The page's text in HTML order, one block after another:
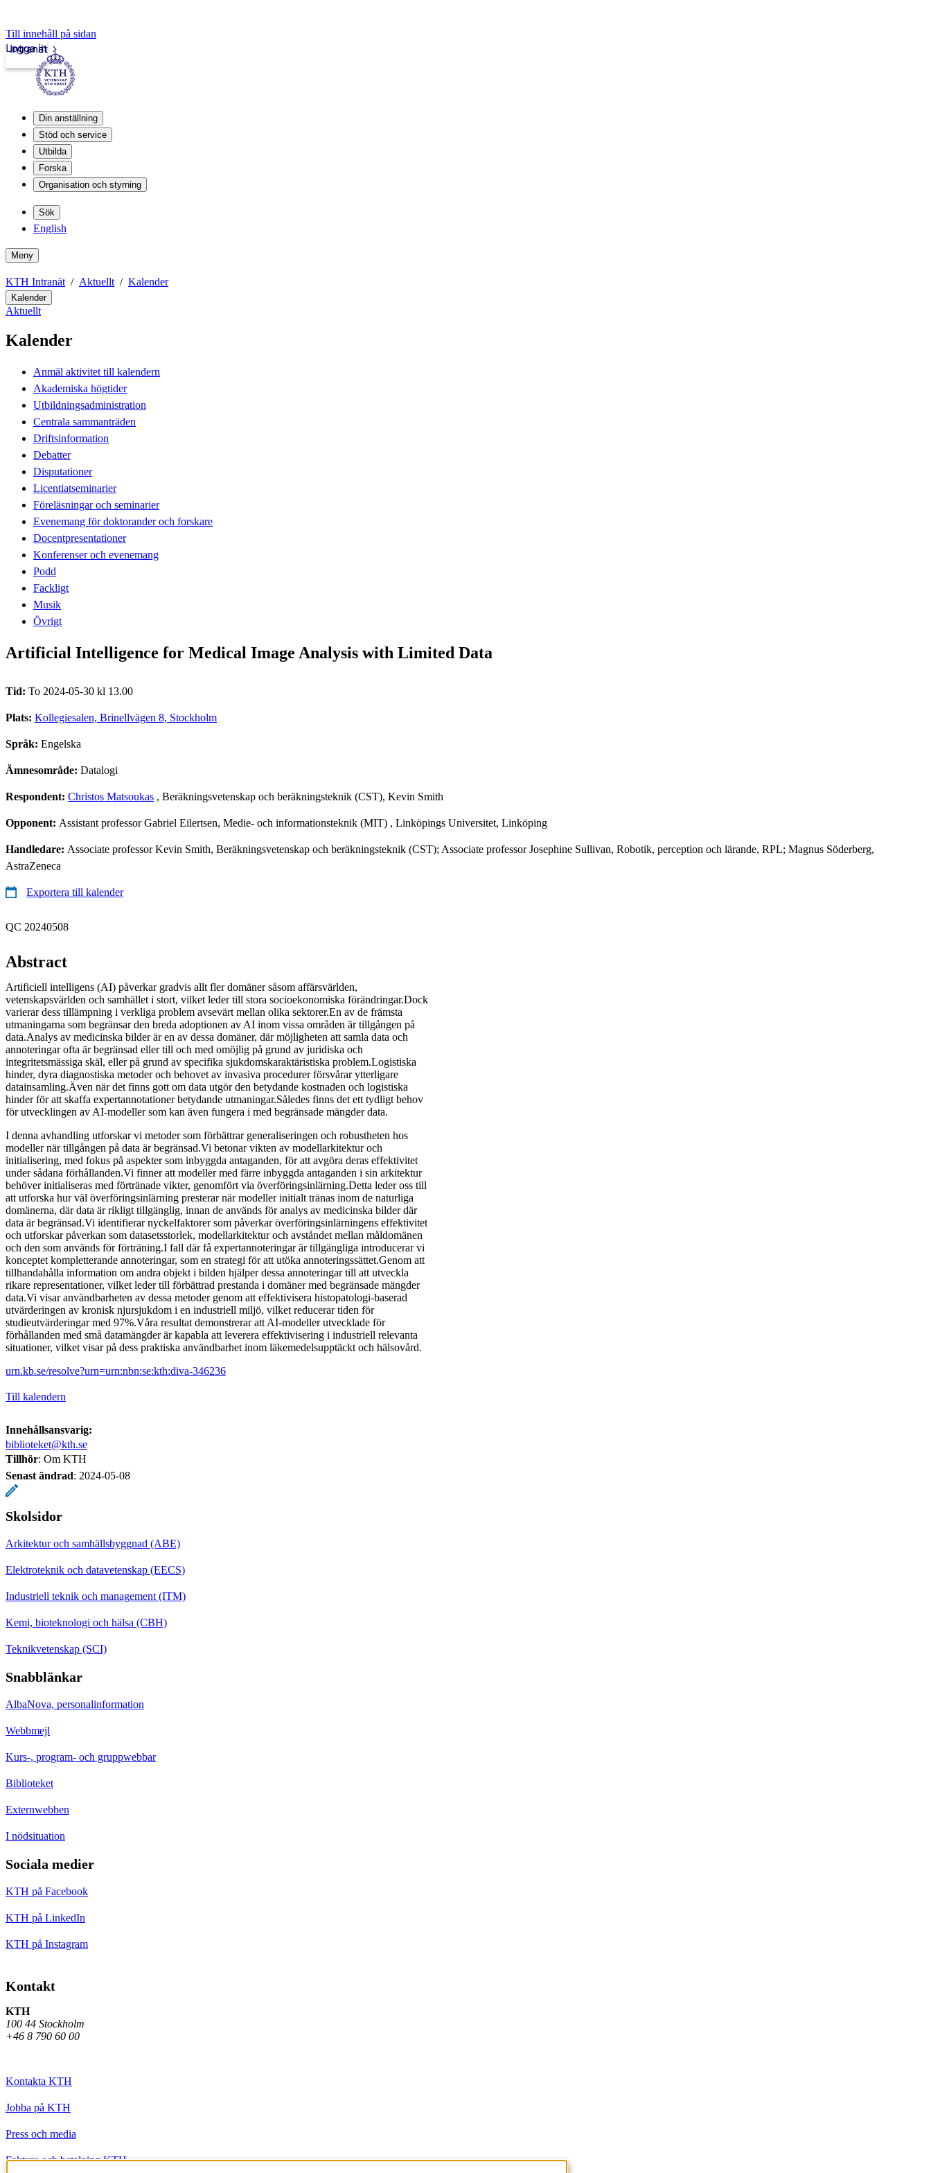
Till innehåll på sidan
Intranät
Logga in
Din anställning
Stöd och service
Utbilda
Forska
Organisation och styrning
Sök
English
Meny
KTH Intranät Aktuellt Kalender
Kalender
Aktuellt
Kalender
Anmäl aktivitet till kalendern
Akademiska högtider
Utbildningsadministration
Centrala sammanträden
Driftsinformation
Debatter
Disputationer
Licentiatseminarier
Föreläsningar och seminarier
Evenemang för doktorander och forskare
Docentpresentationer
Konferenser och evenemang
Podd
Fackligt
Musik
Övrigt
Artificial Intelligence for Medical Image Analysis with Limited Data
Tid: To 2024-05-30 kl 13.00
Plats: Kollegiesalen, Brinellvägen 8, Stockholm
Språk: Engelska
Ämnesområde: Datalogi
Respondent: Christos Matsoukas , Beräkningsvetenskap och beräkningsteknik (CST), Kevin Smith
Opponent: Assistant professor Gabriel Eilertsen, Medie- och informationsteknik (MIT) , Linköpings Universitet, Linköping
Handledare: Associate professor Kevin Smith, Beräkningsvetenskap och beräkningsteknik (CST); Associate professor Josephine Sullivan, Robotik, perception och lärande, RPL; Magnus Söderberg,
AstraZeneca
Exportera till kalender
QC 20240508
Abstract
Artificiell intelligens (AI) påverkar gradvis allt fler domäner såsom affärsvärlden,
vetenskapsvärlden och samhället i stort, vilket leder till stora socioekonomiska förändringar.Dock
varierar dess tillämpning i verkliga problem avsevärt mellan olika sektorer.En av de främsta
utmaningarna som begränsar den breda adoptionen av AI inom vissa områden är tillgången på
data.Analys av medicinska bilder är en av dessa domäner, där möjligheten att samla data och
annoteringar ofta är begränsad eller till och med omöjlig på grund av juridiska och
integritetsmässiga skäl, eller på grund av specifika sjukdomskaraktäristiska problem.Logistiska
hinder, dyra diagnostiska metoder och behovet av invasiva procedurer försvårar ytterligare
datainsamling.Även när det finns gott om data utgör den betydande kostnaden och logistiska
hinder för att skaffa expertannotationer betydande utmaningar.Således finns det ett tydligt behov
för utvecklingen av AI-modeller som kan även fungera i med begränsade mängder data.
I denna avhandling utforskar vi metoder som förbättrar generaliseringen och robustheten hos
modeller när tillgången på data är begränsad.Vi betonar vikten av modellarkitektur och
initialisering, med fokus på aspekter som inbyggda antaganden, för att avgöra deras effektivitet
under sådana förhållanden.Vi finner att modeller med färre inbyggda antaganden i sin arkitektur
behöver initialiseras med förtränade vikter, genomfört via överföringsinlärning.Detta leder oss till
att utforska hur väl överföringsinlärning presterar när modeller initialt tränas inom de naturliga
domänerna, där data är rikligt tillgänglig, innan de används för analys av medicinska bilder där
data är begränsad.Vi identifierar nyckelfaktorer som påverkar överföringsinlärningens effektivitet
och utforskar påverkan som datasetsstorlek, modellarkitektur och avståndet mellan måldomänen
och den som används för förträning.I fall där få expertannoteringar är tillgängliga introducerar vi
konceptet kompletterande annoteringar, som en strategi för att utöka annoteringssättet.Genom att
tillhandahålla information om andra objekt i bilden hjälper dessa annoteringar till att utveckla
rikare representationer, vilket leder till förbättrad prestanda i domäner med begränsade mängder
data.Vi visar användbarheten av dessa metoder genom att effektivisera histopatologi-baserad
utvärderingen av kronisk njursjukdom i en industriell miljö, vilket reducerar tiden för
studieutvärderingar med 97%.Våra resultat demonstrerar att AI-modeller utvecklade för
förhållanden med små datamängder är kapabla att leverera effektivisering i industriell relevanta
situationer, vilket visar på dess praktiska användbarhet inom läkemedelsupptäckt och hälsovård.
urn.kb.se/resolve?urn=urn:nbn:se:kth:diva-346236
Till kalendern
Innehållsansvarig:
biblioteket@kth.se
Tillhör: Om KTH
Senast ändrad: 2024-05-08
Skolsidor
Arkitektur och samhällsbyggnad (ABE)
Elektroteknik och datavetenskap (EECS)
Industriell teknik och management (ITM)
Kemi, bioteknologi och hälsa (CBH)
Teknikvetenskap (SCI)
Snabblänkar
AlbaNova, personalinformation
Webbmejl
Kurs-, program- och gruppwebbar
Biblioteket
Externwebben
I nödsituation
Sociala medier
KTH på Facebook
KTH på LinkedIn
KTH på Instagram
Kontakt
KTH
100 44 Stockholm
+46 8 790 60 00
Kontakta KTH
Jobba på KTH
Press och media
Faktura och betalning KTH